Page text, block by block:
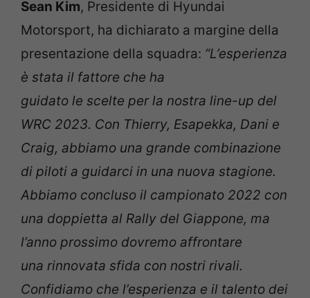
Sean Kim, Presidente di Hyundai
Motorsport, ha dichiarato a margine della
presentazione della squadra: “L’esperienza
è stata il fattore che ha
guidato le scelte per la nostra line-up del
WRC 2023. Con Thierry, Esapekka, Dani e
Craig, abbiamo una grande combinazione
di piloti a guidarci in una nuova stagione.
Abbiamo concluso il campionato 2022 con
una doppietta al Rally del Giappone, ma
l’anno prossimo dovremo affrontare
una rinnovata sfida con nostri rivali.
Confidiamo che l’esperienza e il talento dei